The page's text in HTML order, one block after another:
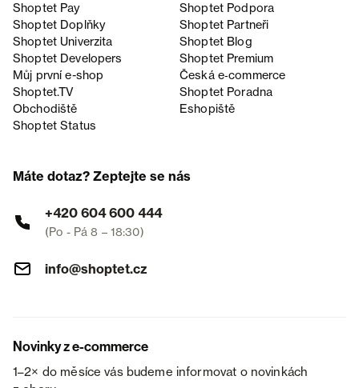
Shoptet Pay
Shoptet Podpora
Shoptet Doplňky
Shoptet Partneři
Shoptet Univerzita
Shoptet Blog
Shoptet Developers
Shoptet Premium
Můj první e-shop
Česká e‑commerce
Shoptet.TV
Shoptet Poradna
Obchodiště
Eshopiště
Shoptet Status
Máte dotaz? Zeptejte se nás
+420 604 600 444
(Po - Pá 8 – 18:30)
info@shoptet.cz
Novinky z e-commerce
1–2× do měsíce vás budeme informovat o novinkách